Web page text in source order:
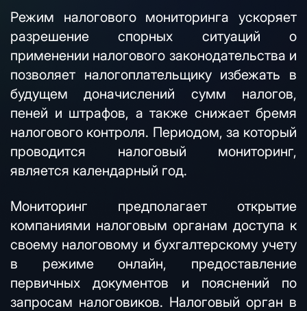
Режим налогового мониторинга ускоряет
разрешение спорных ситуаций о
применении налогового законодательства и
позволяет налогоплательщику избежать в
будущем доначислений сумм налогов,
пеней и штрафов, а также снижает бремя
налогового контроля. Периодом, за который
проводится налоговый мониторинг,
является календарный год.
Мониторинг предполагает открытие
компаниями налоговым органам доступа к
своему налоговому и бухгалтерскому учету
в режиме онлайн, предоставление
первичных документов и пояснений по
запросам налоговиков. Налоговый орган в